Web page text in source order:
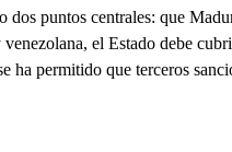
puntos centrales: que
el Estado debe
ha permitido que terceros